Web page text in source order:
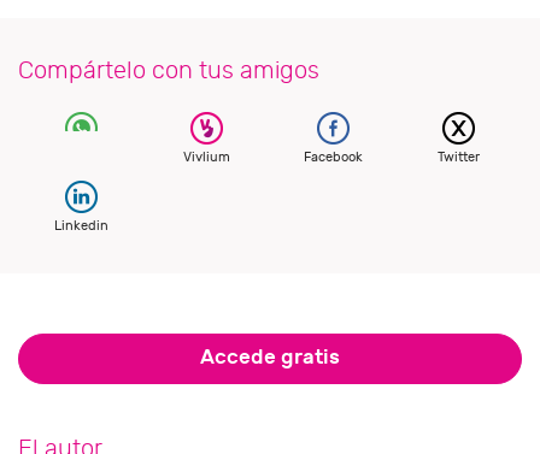
Compártelo con tus amigos
Vivlium Facebook Twitter
Linkedin
Accede gratis